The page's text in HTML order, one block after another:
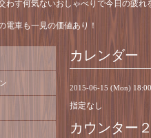
わす何気ないおしゃべりで今日の疲れ
電車も一見の価値あり！
カレンダー
2015-06-15 (Mon)
指定なし
カウンター